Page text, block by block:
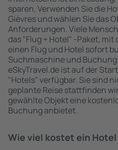
sparen. Verwenden Sie die
Gièvres und wählen Sie das
Anforderungen. Viele
das "Flug + Hotel" -Paket,
einen Flug und Hotel sofort
Suchmaschine und
eSkyTravel.de ist auf der
"Hotels" verfügbar. Sie sind
geplante Reise stattfinden
gewählte Objekt eine
Buchung anbietet.
Wie viel kostet ein Hotel